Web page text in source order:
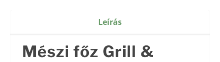
Leírás
Mészi főz Grill &